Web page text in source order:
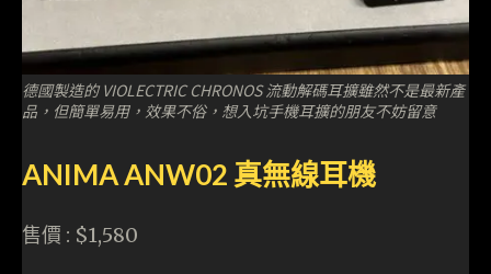
德國製造的 VIOLECTRIC CHRONOS 流動解碼耳擴雖然不是最新產
品，但簡單易用，效果不俗，想入坑手機耳擴的朋友不妨留意
ANIMA ANW02 真無線耳機
售價 : $1,580